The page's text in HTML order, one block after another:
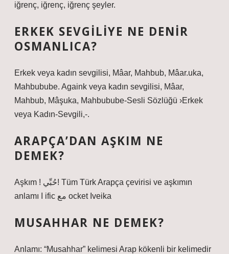
iğrenç, iğrenç, iğrenç şeyler.
ERKEK SEVGILIYE NE DENIR
OSMANLICA?
Erkek veya kadın sevgilisi, Mâar, Mahbub, Mâar.uka,
Mahbubube. Againk veya kadın sevgilisi, Mâar,
Mahbub, Mâşuka, Mahbubube-Sesli Sözlüğü ›Erkek
veya Kadın-Sevgili,-.
ARAPÇA’DAN AŞKIM NE
DEMEK?
Aşkım ! حُبِّي! Tüm Türk Arapça çevirisi ve aşkımın
anlamı ا ific مع ocket Iveika
MUSAHHAR NE DEMEK?
Anlamı: “Musahhar” kelimesi Arap kökenli bir kelimedir